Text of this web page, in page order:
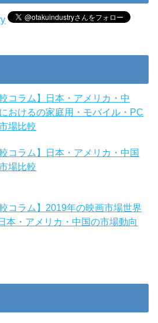
較コラム】日本・アメリカ・中
おけるの家庭用・モバイル・PC
場比較
較コラム】日本・アメリカ・中国
場比較
較コラム】2019年の映画市場世界
本・アメリカ・中国の市場動向